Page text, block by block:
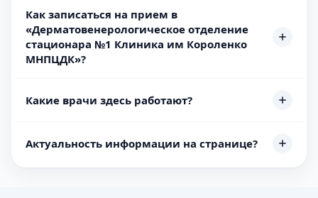
Как записаться на прием в
«Дерматовенерологическое отделение
стационара №1 Клиника им Короленко
МНПЦДК»?
Какие врачи здесь работают?
Актуальность информации на странице?